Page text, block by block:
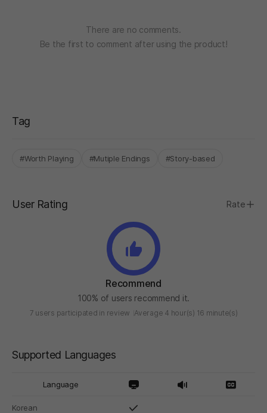
There are no comments.
Be the first to comment after using the product!
Tag
#Worth Playing #Mutiple Endings #Story-based
User Rating Rate
Recommend
100% of users recommend it.
7 users participated in review Average 4 hour(s) 16 minute(s)
Supported Languages
Language
Korean